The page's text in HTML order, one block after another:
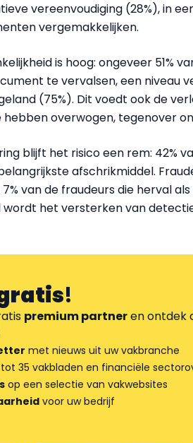
vereenvoudiging (28%), in
vergemakkelijken.
is hoog: ongeveer 51%
te vervalsen, een niveau
(75%). Dit voedt ook de
overwogen, tegenover
blijft het risico een rem: 42%
afschrikmiddel.
van de fraudeurs die herval
het versterken van
!
premium partneren ontdek
met nieuws uit uw vakbranche
tot 35 vakbladen en financiële
op een selectie van vakwebsites
voor uw bedrijf